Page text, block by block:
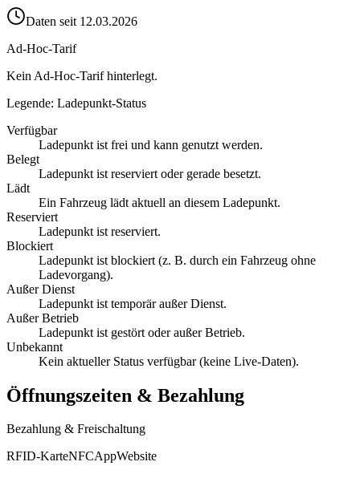
Daten seit 12.03.2026
Ad-Hoc-Tarif
Kein Ad-Hoc-Tarif hinterlegt.
Legende: Ladepunkt-Status
Verfügbar
Ladepunkt ist frei und kann genutzt werden.
Belegt
Ladepunkt ist reserviert oder gerade besetzt.
Lädt
Ein Fahrzeug lädt aktuell an diesem Ladepunkt.
Reserviert
Ladepunkt ist reserviert.
Blockiert
Ladepunkt ist blockiert (z. B. durch ein Fahrzeug ohne
Ladevorgang).
Außer Dienst
Ladepunkt ist temporär außer Dienst.
Außer Betrieb
Ladepunkt ist gestört oder außer Betrieb.
Unbekannt
Kein aktueller Status verfügbar (keine Live-Daten).
Öffnungszeiten & Bezahlung
Bezahlung & Freischaltung
RFID-KarteNFCAppWebsite